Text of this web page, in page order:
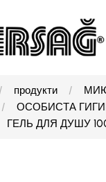
продукти
ОСОБИСТА
ГЕЛЬ ДЛЯ ДУШУ